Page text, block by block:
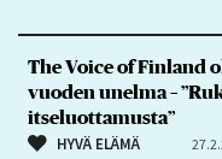
The Voice of Finland
vuoden unelma –
itseluottamusta”
HYVÄ ELÄMÄ